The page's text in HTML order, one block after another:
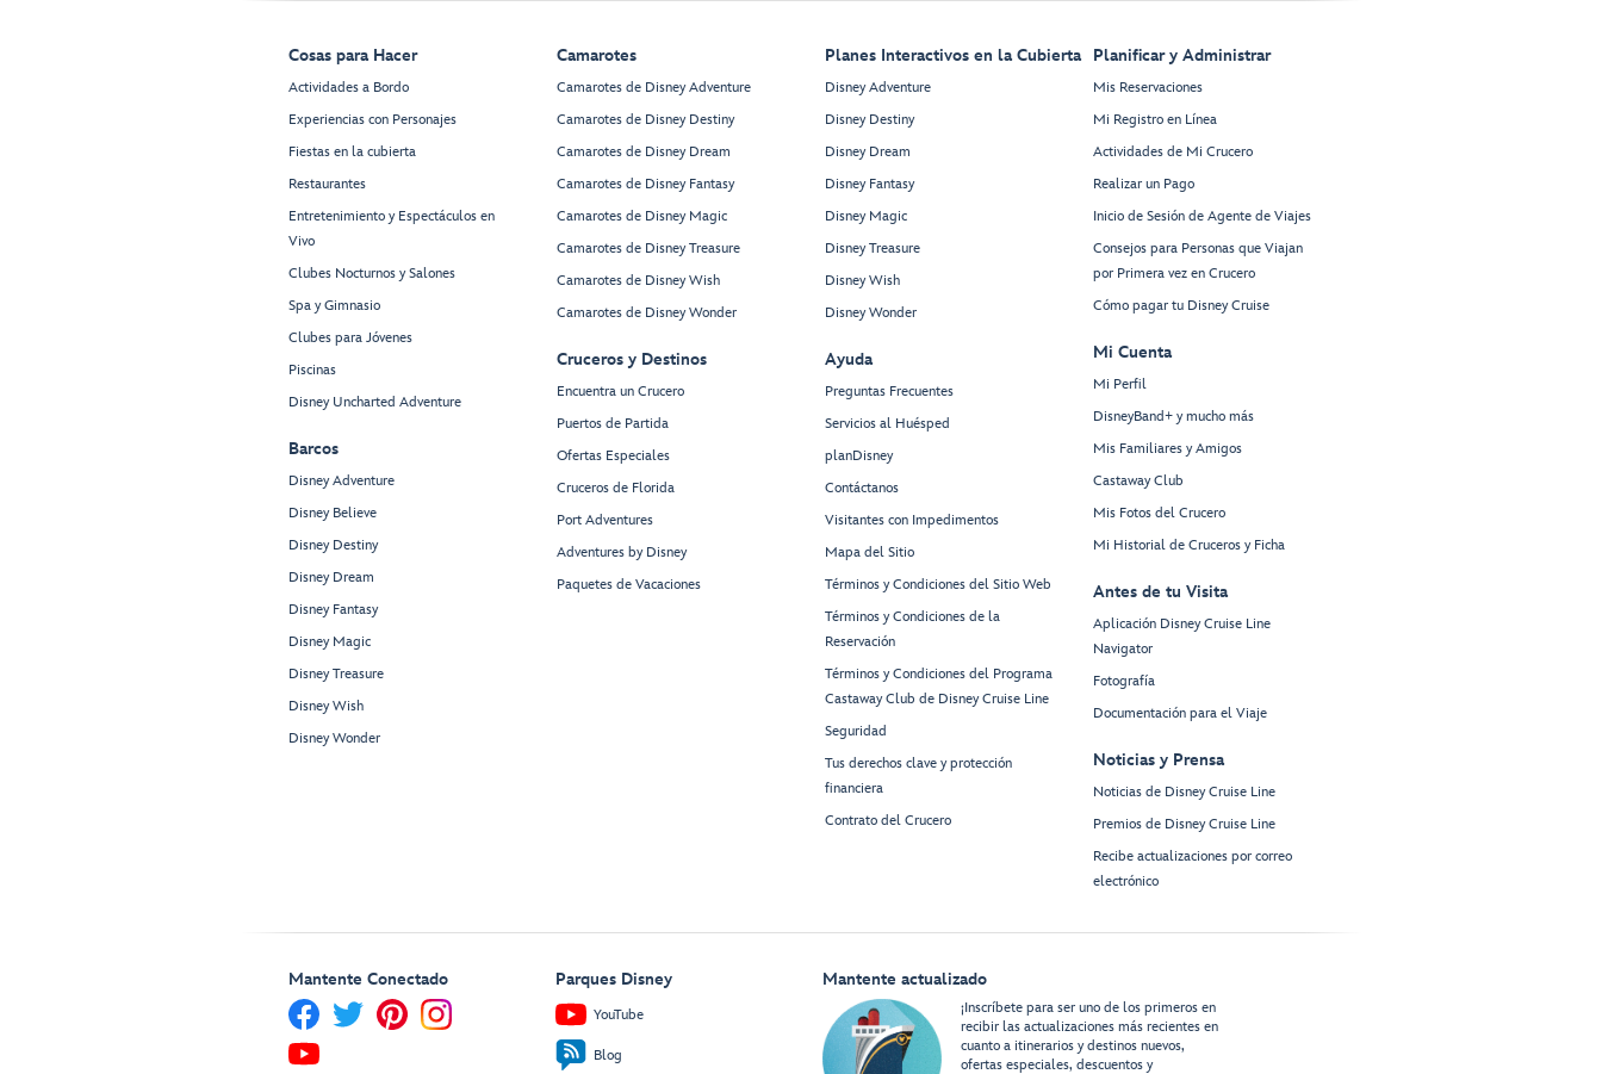
Cosas para Hacer
Actividades a Bordo
Experiencias con Personajes
Fiestas en la cubierta
Restaurantes
Entretenimiento y Espectáculos en
Vivo
Clubes Nocturnos y Salones
Spa y Gimnasio
Clubes para Jóvenes
Piscinas
Disney Uncharted Adventure
Barcos
Disney Adventure
Disney Believe
Disney Destiny
Disney Dream
Disney Fantasy
Disney Magic
Disney Treasure
Disney Wish
Disney Wonder
Camarotes
Camarotes de Disney Adventure
Camarotes de Disney Destiny
Camarotes de Disney Dream
Camarotes de Disney Fantasy
Camarotes de Disney Magic
Camarotes de Disney Treasure
Camarotes de Disney Wish
Camarotes de Disney Wonder
Cruceros y Destinos
Encuentra un Crucero
Puertos de Partida
Ofertas Especiales
Cruceros de Florida
Port Adventures
Adventures by Disney
Paquetes de Vacaciones
Planes Interactivos en la Cubierta
Disney Adventure
Disney Destiny
Disney Dream
Disney Fantasy
Disney Magic
Disney Treasure
Disney Wish
Disney Wonder
Ayuda
Preguntas Frecuentes
Servicios al Huésped
planDisney
Contáctanos
Visitantes con Impedimentos
Mapa del Sitio
Términos y Condiciones del Sitio Web
Términos y Condiciones de la
Reservación
Términos y Condiciones del Programa
Castaway Club de Disney Cruise Line
Seguridad
Tus derechos clave y protección
financiera
Contrato del Crucero
Planificar y Administrar
Mis Reservaciones
Mi Registro en Línea
Actividades de Mi Crucero
Realizar un Pago
Inicio de Sesión de Agente de Viajes
Consejos para Personas que Viajan
por Primera vez en Crucero
Cómo pagar tu Disney Cruise
Mi Cuenta
Mi Perfil
DisneyBand+ y mucho más
Mis Familiares y Amigos
Castaway Club
Mis Fotos del Crucero
Mi Historial de Cruceros y Ficha
Antes de tu Visita
Aplicación Disney Cruise Line
Navigator
Fotografía
Documentación para el Viaje
Noticias y Prensa
Noticias de Disney Cruise Line
Premios de Disney Cruise Line
Recibe actualizaciones por correo
electrónico
Mantente Conectado Parques Disney
YouTube
Blog
Mantente actualizado
¡Inscríbete para ser uno de los primeros en
recibir las actualizaciones más recientes en
cuanto a itinerarios y destinos nuevos,
ofertas especiales, descuentos y